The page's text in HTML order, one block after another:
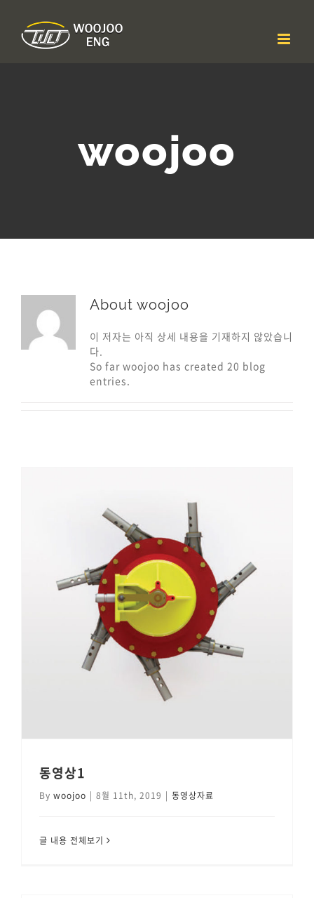
woojoo
About woojoo
이 저자는 아직 상세 내용을 기재하지 않았습니
다.
So far woojoo has created 20 blog
entries.
동영상1
By woojoo | 8월 11th, 2019 | 동영상자료
글 내용 전체보기